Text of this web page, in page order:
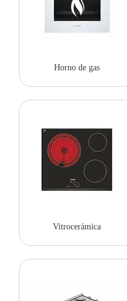
Horno de gas
Vitrocerámica